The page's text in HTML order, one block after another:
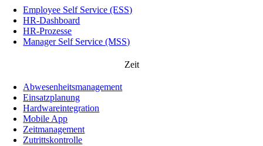
Employee Self Service (ESS)
HR-Dashboard
HR-Prozesse
Manager Self Service (MSS)
Zeit
Abwesenheitsmanagement
Einsatzplanung
Hardwareintegration
Mobile App
Zeitmanagement
Zutrittskontrolle